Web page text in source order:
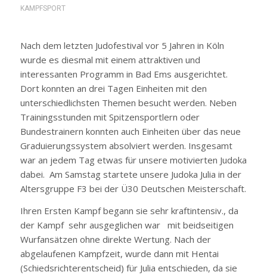
KAMPFSPORT
Nach dem letzten Judofestival vor 5 Jahren in Köln
wurde es diesmal mit einem attraktiven und
interessanten Programm in Bad Ems ausgerichtet.
Dort konnten an drei Tagen Einheiten mit den
unterschiedlichsten Themen besucht werden. Neben
Trainingsstunden mit Spitzensportlern oder
Bundestrainern konnten auch Einheiten über das neue
Graduierungssystem absolviert werden. Insgesamt
war an jedem Tag etwas für unsere motivierten Judoka
dabei. Am Samstag startete unsere Judoka Julia in der
Altersgruppe F3 bei der Ü30 Deutschen Meisterschaft.
Ihren Ersten Kampf begann sie sehr kraftintensiv., da
der Kampf sehr ausgeglichen war mit beidseitigen
Wurfansätzen ohne direkte Wertung. Nach der
abgelaufenen Kampfzeit, wurde dann mit Hentai
(Schiedsrichterentscheid) für Julia entschieden, da sie